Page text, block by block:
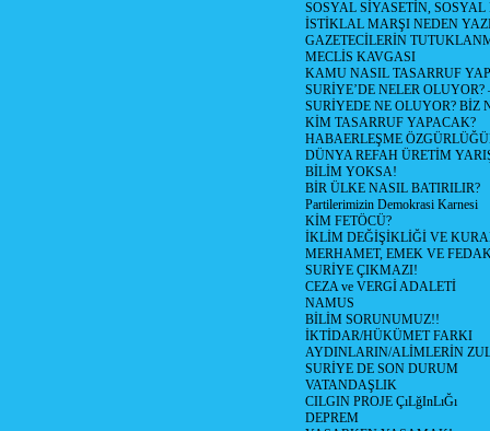
SOSYAL SİYASETİN,
İSTİKLAL MARŞI NEDEN
GAZETECİLERİN
MECLİS KAVGASI
KAMU NASIL TASARRUF
SURİYE’DE NELER OLUYOR?
SURİYEDE NE OLUYOR? BİZ
KİM TASARRUF YAPACAK?
HABAERLEŞME
DÜNYA REFAH ÜRETİM
BİLİM YOKSA!
BİR ÜLKE NASIL BATIRILIR?
Partilerimizin Demokrasi Karnesi
KİM FETÖCÜ?
İKLİM DEĞİŞİKLİĞİ VE
MERHAMET, EMEK VE
SURİYE ÇIKMAZI!
CEZA ve VERGİ ADALETİ
NAMUS
BİLİM SORUNUMUZ!!
İKTİDAR/HÜKÜMET FARKI
AYDINLARIN/ALİMLERİN
SURİYE DE SON DURUM
VATANDAŞLIK
CILGIN PROJE ÇıLğInLıĞı
DEPREM